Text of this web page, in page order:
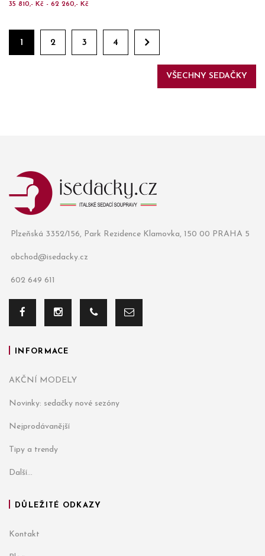
35 810,- Kč - 62 260,- Kč
1 2 3 4
VŠECHNY SEDAČKY
Plzeňská 3352/156, Park Rezidence Klamovka, 150 00 PRAHA 5
obchod@isedacky.cz
602 649 611
INFORMACE
AKČNÍ MODELY
Novinky: sedačky nové sezóny
Nejprodávanější
Tipy a trendy
Další...
DŮLEŽITÉ ODKAZY
Kontakt